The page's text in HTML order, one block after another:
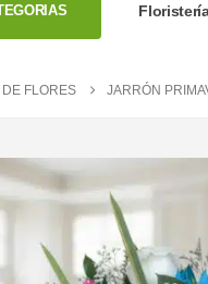
FLORES JARRÓN